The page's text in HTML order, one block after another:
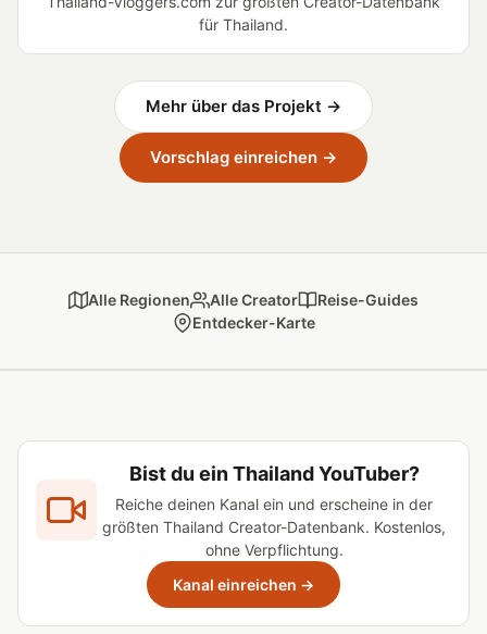
für Thailand.
Mehr über das Projekt →
Vorschlag einreichen →
Alle Regionen Alle Creator
Reise-Guides
Entdecker-Karte
Bist du ein Thailand YouTuber?
Reiche deinen Kanal ein und erscheine in der
größten Thailand Creator-Datenbank. Kostenlos,
ohne Verpflichtung.
Kanal einreichen →